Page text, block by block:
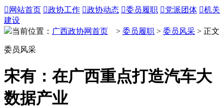
 网站首页 政协工作 政协动态 委员履职 党派团体 机关
建设
当前位置： 广西政协网首页 > 委员履职 > 委员风采 > 正文
委员风采
宋有：在广西重点打造汽车大
数据产业